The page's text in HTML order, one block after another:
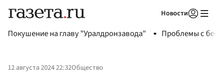
Новости
Покушение на главу "Уралдронзавода" Проблемы с
12 августа 2024 22:32Общество